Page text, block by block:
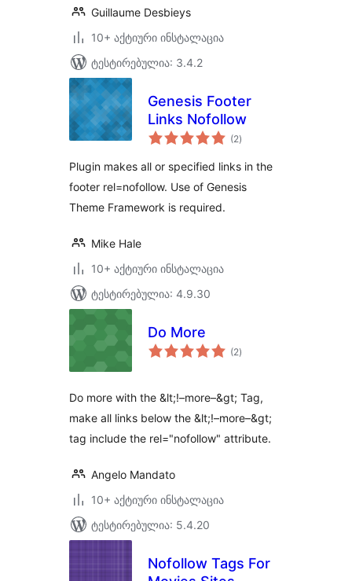
Guillaume Desbieys
10+ აქტიური ინსტალაცია
ტესტირებულია: 3.4.2
Genesis Footer
Links Nofollow
(2საერთო
რეიტინგი
)
Plugin makes all or specified links in the
footer rel=nofollow. Use of Genesis
Theme Framework is required.
Mike Hale
10+ აქტიური ინსტალაცია
ტესტირებულია: 4.9.30
Do More
(2საერთო
რეიტინგი
)
Do more with the &lt;!–more–&gt; Tag,
make all links below the &lt;!–more–&gt;
tag include the rel="nofollow" attribute.
Angelo Mandato
10+ აქტიური ინსტალაცია
ტესტირებულია: 5.4.20
Nofollow Tags For